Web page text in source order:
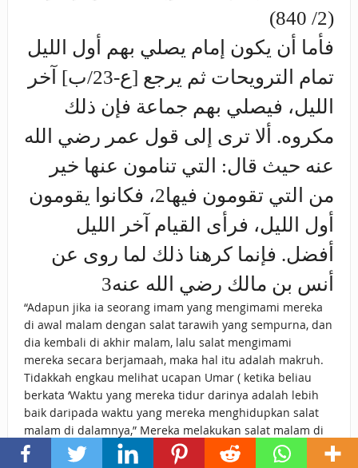
(2/ 840)
فأما أن يكون إمام يصلي بهم أول الليل
تمام الترويحات ثم يرجع [ع-23/ب] آخر
الليل، فيصلي بهم جماعة فإن ذلك
مكروه. ألا ترى إلى قول عمر رضي الله
عنه حيث قال: التي تنامون عنها خير
من التي تقومون فيها2، فكانوا يقومون
أول الليل، فرأى القيام آخر الليل
أفضل. فإنما كرهنا ذلك لما روى عن
أنس بن مالك رضي الله عنه3
“Adapun jika ia seorang imam yang mengimami mereka
di awal malam dengan salat tarawih yang sempurna, dan
dia kembali di akhir malam, lalu salat mengimami
mereka secara berjamaah, maka hal itu adalah makruh.
Tidakkah engkau melihat ucapan Umar ( ketika beliau
berkata ‘Waktu yang mereka tidur darinya adalah lebih
baik daripada waktu yang mereka menghidupkan salat
malam di dalamnya,” Mereka melakukan salat malam di
awal malam, tetapi beliau melihat salat malam di akhir